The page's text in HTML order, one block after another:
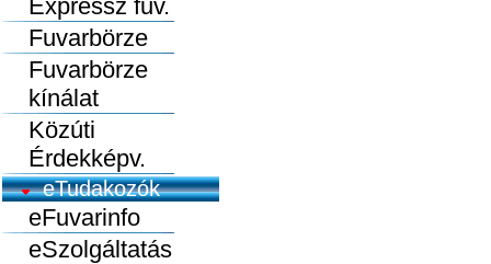
Expressz fuv.
Fuvarbörze
Fuvarbörze
kínálat
Közúti
Érdekképv.
eTudakozók
eFuvarinfo
eSzolgáltatás